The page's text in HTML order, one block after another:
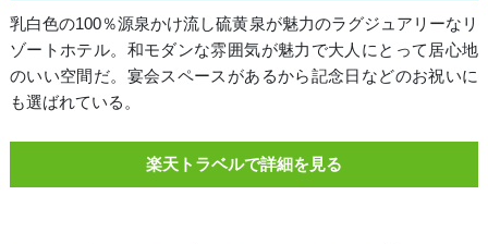
乳白色の100％源泉かけ流し硫黄泉が魅力のラグジュアリーなリ
ゾートホテル。和モダンな雰囲気が魅力で大人にとって居心地
のいい空間だ。宴会スペースがあるから記念日などのお祝いに
も選ばれている。
楽天トラベルで詳細を見る